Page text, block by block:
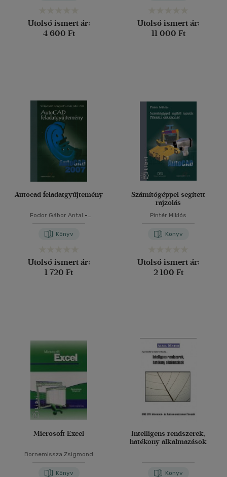
Utolsó ismert ár:
4 600 Ft
Utolsó ismert ár:
11 000 Ft
Autocad feladatgyűjtemény
Fodor Gábor Antal -
Éva
Könyv
Utolsó ismert ár:
1 720 Ft
Számítógéppel segített
rajzolás
Pintér Miklós
Könyv
Utolsó ismert ár:
2 100 Ft
Microsoft Excel
Bornemissza Zsigmond
Könyv
Intelligens rendszerek,
hatékony alkalmazások
Könyv